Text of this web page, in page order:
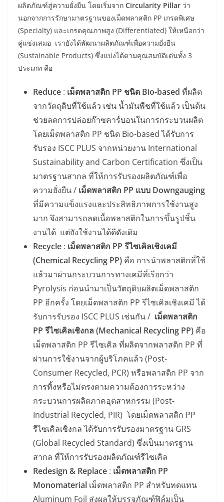
ผลิตภัณฑ์สู่ความยั่งยืน โดยเริ่มจาก Circularity Pillar ว่า
นอกจากการรักษามาตรฐานของเม็ดพลาสติก PP เกรดพิเศษ
(Specialty) และเกรดคุณภาพสูง (Differentiated) ให้เหนือกว่า
คู่แข่งเสมอ เรายังได้พัฒนาผลิตภัณฑ์เพื่อความยั่งยืน
(Sustainable Products) ซึ่งแบ่งได้ตามคุณสมบัติเด่นทั้ง 3
ประเภท คือ
Reduce : เม็ดพลาสติก PP ชนิด Bio-based ที่ผลิต
จากวัตถุดิบที่ใช้แล้ว เช่น น้ำมันพืชที่ใช้แล้ว เป็นต้น
ช่วยลดการปล่อยก๊าซคาร์บอนในการกระบวนผลิต
โดยเม็ดพลาสติก PP ชนิด Bio-based ได้รับการ
รับรอง ISCC PLUS จากหน่วยงาน International
Sustainability and Carbon Certification ซึ่งเป็น
มาตรฐานสากล ที่ให้การรับรองผลิตภัณฑ์เพื่อ
ความยั่งยืน / เม็ดพลาสติก PP แบบ Downgauging
ที่มีความแข็งแรงและประสิทธิภาพการใช้งานสูง
มาก จึงสามารถลดเนื้อพลาสติกในการขึ้นรูปชิ้น
งานได้ แต่ยังใช้งานได้ดีดังเดิม
Recycle : เม็ดพลาสติก PP รีไซเคิลเชิงเคมี
(Chemical Recycling PP) คือ การนำพลาสติกที่ใช้
แล้วมาผ่านกระบวนการทางเคมีที่เรียกว่า
Pyrolysis ก่อนนำมาเป็นวัตถุดิบผลิตเม็ดพลาสติก
PP อีกครั้ง โดยเม็ดพลาสติก PP รีไซเคิลเชิงเคมี ได้
รับการรับรอง ISCC PLUS เช่นกัน / เม็ดพลาสติก
PP รีไซเคิลเชิงกล (Mechanical Recycling PP) คือ
เม็ดพลาสติก PP รีไซเคิล ที่ผลิตจากพลาสติก PP ที่
ผ่านการใช้งานจากผู้บริโภคแล้ว (Post-
Consumer Recycled, PCR) หรือพลาสติก PP จาก
การทิ้งหรือไม่ตรงตามความต้องการระหว่าง
กระบวนการผลิตภาคอุตสาหกรรม (Post-
Industrial Recycled, PIR) โดยเม็ดพลาสติก PP
รีไซเคิลเชิงกล ได้รับการรับรองมาตรฐาน GRS
(Global Recycled Standard) ซึ่งเป็นมาตรฐาน
สากล ที่ให้การรับรองผลิตภัณฑ์รีไซเคิล
Redesign & Replace : เม็ดพลาสติก PP
Monomaterial เม็ดพลาสติก PP สำหรับทดแทน
Aluminum Foil ส่งผลให้บรรจุภัณฑ์ฟิล์มเป็น